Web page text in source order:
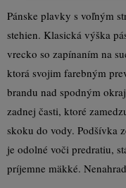
Pánske plavky s voľným
stehien. Klasická výška
vrecko so zapínaním na
ktorá svojim farebným
brandu nad spodným
zadnej časti, ktoré
skoku do vody. Podšívka
je odolné voči predratiu,
príjemne mäkké.